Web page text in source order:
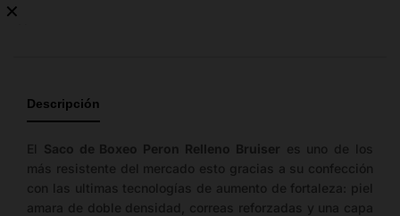
✕
tallas
disponible.
Descripción
El Saco de Boxeo Peron Relleno Bruiser es uno de los
más resistente del mercado esto gracias a su confección
con las ultimas tecnologías de aumento de fortaleza: piel
amara de doble densidad, correas reforzadas y una capa